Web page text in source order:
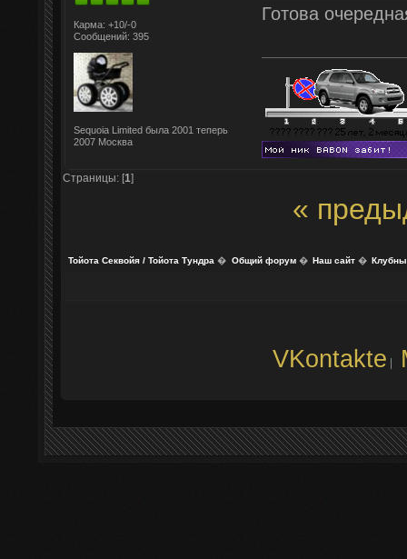
Карма: +10/-0
Сообщений: 395
Sequoia Limited была 2001 теперь
2007 Москва
Готова
Страницы: [1]
«
Тойота Секвойя / Тойота Тундра � Общий форум� Наш сайт�
VKontakte